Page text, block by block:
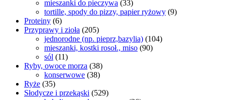
mieszanki do pieczywa (33)
tortille, spody do pizzy, papier ryżowy (9)
Proteiny (6)
Przyprawy i zioła (205)
jednorodne (np. pieprz,bazylia) (104)
mieszanki, kostki rosoł., miso (90)
sól (11)
Ryby, owoce morza (38)
konserwowe (38)
Ryże (35)
Słodycze i przekąski (529)